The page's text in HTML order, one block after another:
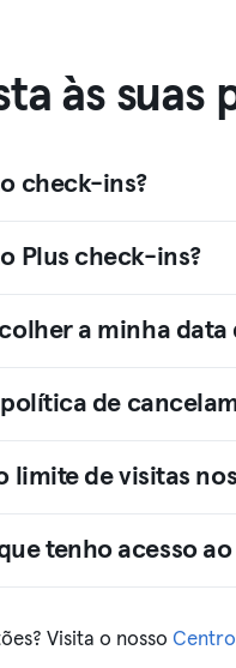
às suas
check-ins?
Plus check-ins?
a minha
de
limite de visitas
tenho acesso
Visita o nosso